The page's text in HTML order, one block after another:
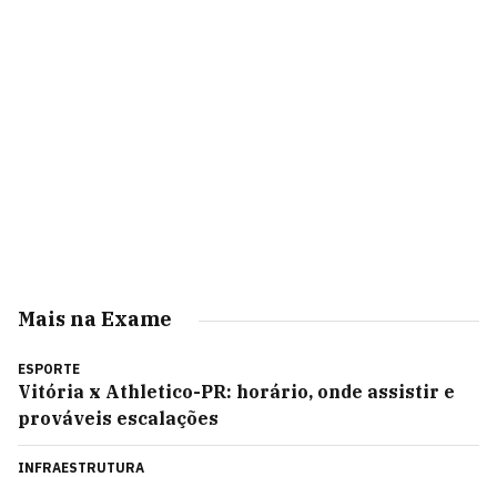
Mais na Exame
ESPORTE
Vitória x Athletico-PR: horário, onde assistir e
prováveis escalações
INFRAESTRUTURA